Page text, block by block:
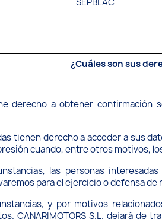
¿Cuáles son sus
derecho a obtener confirmación
tienen derecho a acceder a sus
cuando, entre otros motivos,
las personas
para el ejercicio o defensa de
y por motivos
CANARIMOTORS S.L. dejará